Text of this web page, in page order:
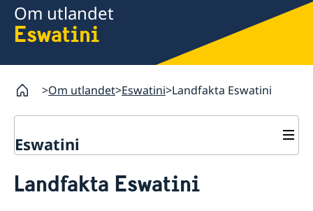
Om utlandet
Eswatini
Om utlandet Eswatini Landfakta Eswatini
Eswatini
Hjälp till svenskar i Eswatini
Landfakta Eswatini